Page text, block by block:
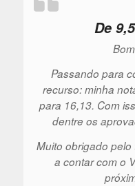
De
Passando para
recurso: minha
para 16,13. Com
dentre os
Muito obrigado
a contar com o